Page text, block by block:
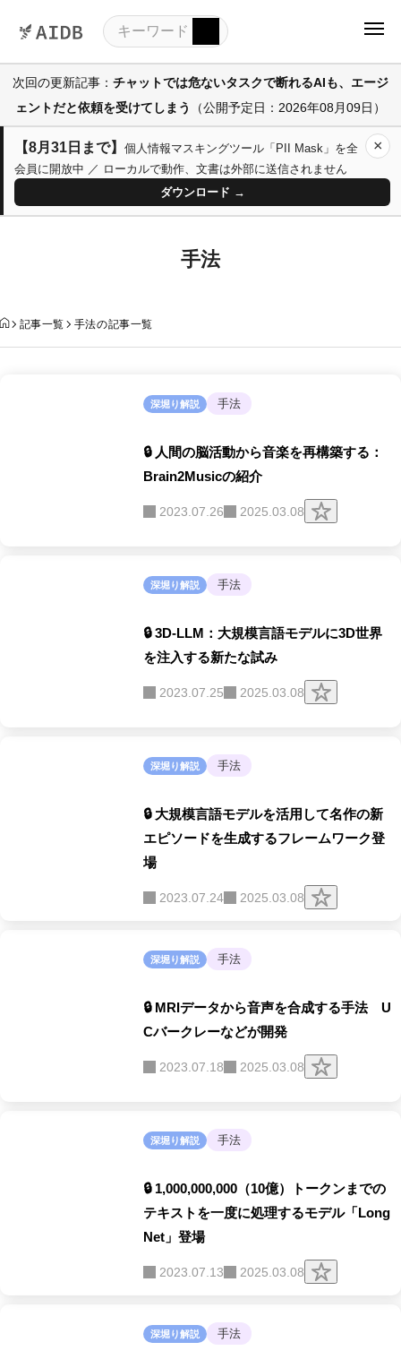
次回の更新記事： チャットでは危ないタスクで断れるAIも、エージ
ェントだと依頼を受けてしまう
（公開予定日：2026年08月09日）
【8月31日まで】 個人情報マスキングツール「PII Mask」を全
会員に開放中 ／ ローカルで動作、文書は外部に送信されません
ダウンロード →
×
手法
記事一覧 手法の記事一覧
深堀り解説 手法
🔒 人間の脳活動から音楽を再構築する：
Brain2Musicの紹介
2023.07.26 2025.03.08
ク
リ
深堀り解説 手法
🔒 3D-LLM：大規模言語モデルに3D世界
を注入する新たな試み
2023.07.25 2025.03.08
ク
リ
深堀り解説 手法
🔒 大規模言語モデルを活用して名作の新
エピソードを生成するフレームワーク登
場
2023.07.24 2025.03.08
ク
リ
深堀り解説 手法
🔒 MRIデータから音声を合成する手法 U
Cバークレーなどが開発
2023.07.18 2025.03.08
ク
リ
深堀り解説 手法
🔒 1,000,000,000（10億）トークンまでの
テキストを一度に処理するモデル「Long
Net」登場
2023.07.13 2025.03.08
ク
リ
深堀り解説 手法